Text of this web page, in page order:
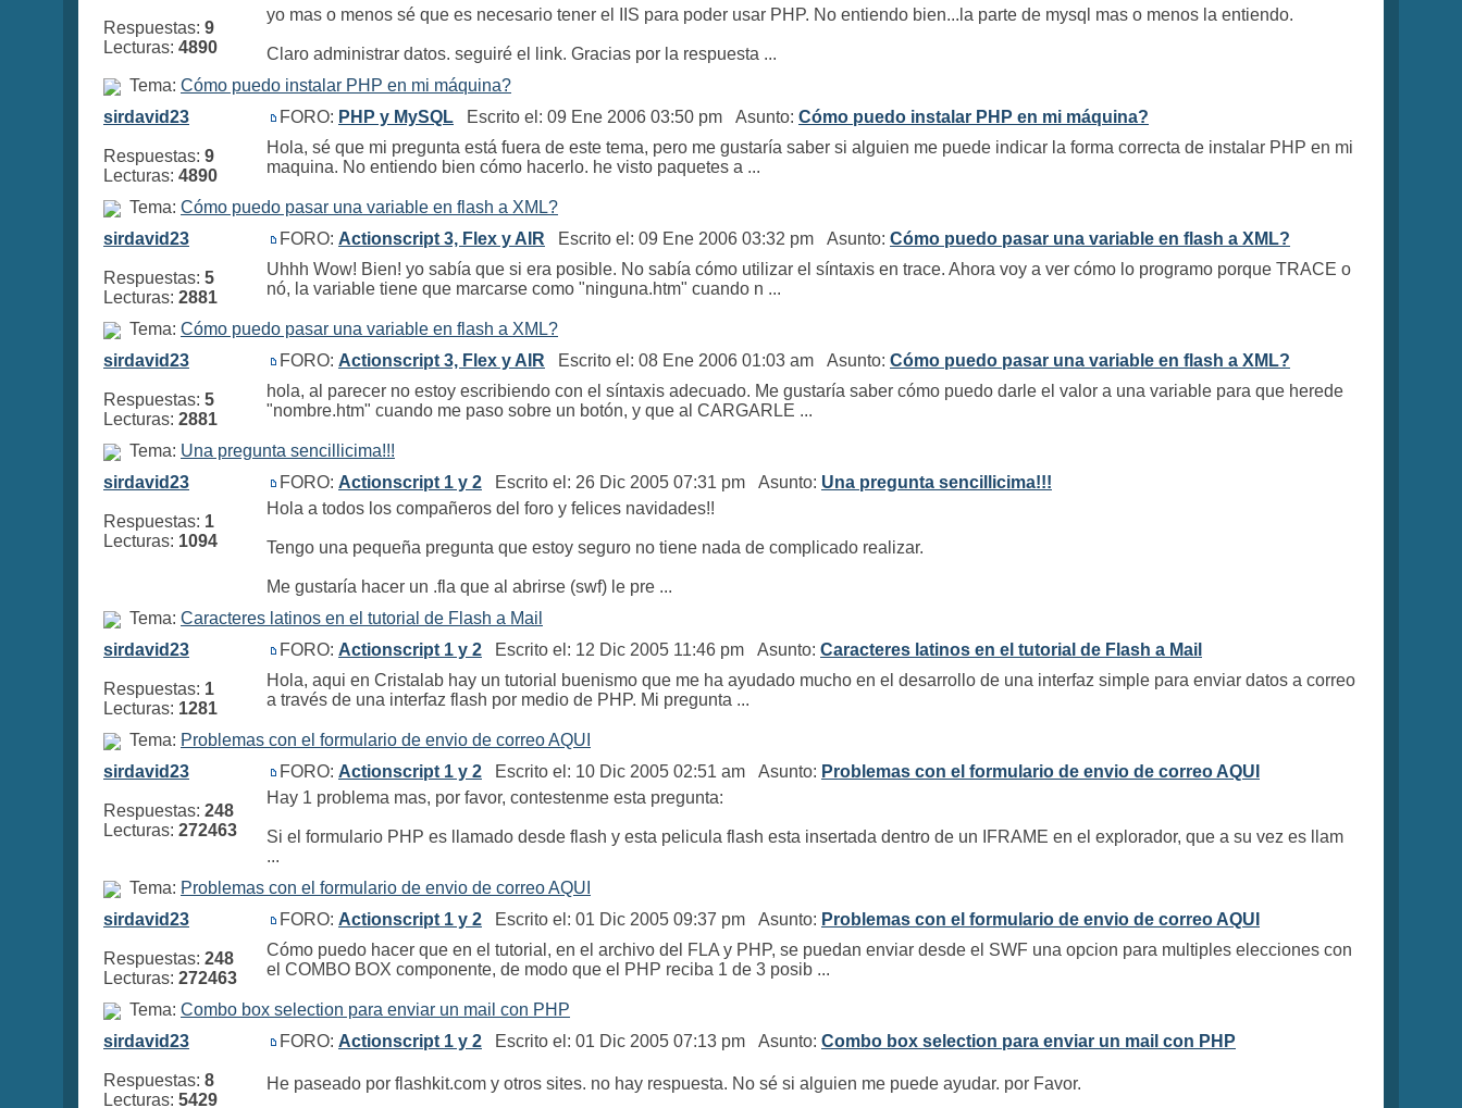
Respuestas: 9
Lecturas: 4890
yo mas o menos sé que es necesario tener el IIS para poder usar PHP. No entiendo bien...la parte de mysql mas o menos la entiendo.
Claro administrar datos. seguiré el link. Gracias por la respuesta ...
Tema: Cómo puedo instalar PHP en mi máquina?
sirdavid23
Respuestas: 9
Lecturas: 4890
FORO: PHP y MySQL Escrito el: 09 Ene 2006 03:50 pm Asunto: Cómo puedo instalar PHP en mi máquina?
Hola, sé que mi pregunta está fuera de este tema, pero me gustaría saber si alguien me puede indicar la forma correcta de instalar PHP en mi
maquina. No entiendo bien cómo hacerlo. he visto paquetes a ...
Tema: Cómo puedo pasar una variable en flash a XML?
sirdavid23
Respuestas: 5
Lecturas: 2881
FORO: Actionscript 3, Flex y AIR Escrito el: 09 Ene 2006 03:32 pm Asunto: Cómo puedo pasar una variable en flash a XML?
Uhhh Wow! Bien! yo sabía que si era posible. No sabía cómo utilizar el síntaxis en trace. Ahora voy a ver cómo lo programo porque TRACE o
nó, la variable tiene que marcarse como "ninguna.htm" cuando n ...
Tema: Cómo puedo pasar una variable en flash a XML?
sirdavid23
Respuestas: 5
Lecturas: 2881
FORO: Actionscript 3, Flex y AIR Escrito el: 08 Ene 2006 01:03 am Asunto: Cómo puedo pasar una variable en flash a XML?
hola, al parecer no estoy escribiendo con el síntaxis adecuado. Me gustaría saber cómo puedo darle el valor a una variable para que herede
"nombre.htm" cuando me paso sobre un botón, y que al CARGARLE ...
Tema: Una pregunta sencillicima!!!
sirdavid23
Respuestas: 1
Lecturas: 1094
FORO: Actionscript 1 y 2 Escrito el: 26 Dic 2005 07:31 pm Asunto: Una pregunta sencillicima!!!
Hola a todos los compañeros del foro y felices navidades!!
Tengo una pequeña pregunta que estoy seguro no tiene nada de complicado realizar.
Me gustaría hacer un .fla que al abrirse (swf) le pre ...
Tema: Caracteres latinos en el tutorial de Flash a Mail
sirdavid23
Respuestas: 1
Lecturas: 1281
FORO: Actionscript 1 y 2 Escrito el: 12 Dic 2005 11:46 pm Asunto: Caracteres latinos en el tutorial de Flash a Mail
Hola, aqui en Cristalab hay un tutorial buenismo que me ha ayudado mucho en el desarrollo de una interfaz simple para enviar datos a correo
a través de una interfaz flash por medio de PHP. Mi pregunta ...
Tema: Problemas con el formulario de envio de correo AQUI
sirdavid23
Respuestas: 248
Lecturas: 272463
FORO: Actionscript 1 y 2 Escrito el: 10 Dic 2005 02:51 am Asunto: Problemas con el formulario de envio de correo AQUI
Hay 1 problema mas, por favor, contestenme esta pregunta:
Si el formulario PHP es llamado desde flash y esta pelicula flash esta insertada dentro de un IFRAME en el explorador, que a su vez es llam
...
Tema: Problemas con el formulario de envio de correo AQUI
sirdavid23
Respuestas: 248
Lecturas: 272463
FORO: Actionscript 1 y 2 Escrito el: 01 Dic 2005 09:37 pm Asunto: Problemas con el formulario de envio de correo AQUI
Cómo puedo hacer que en el tutorial, en el archivo del FLA y PHP, se puedan enviar desde el SWF una opcion para multiples elecciones con
el COMBO BOX componente, de modo que el PHP reciba 1 de 3 posib ...
Tema: Combo box selection para enviar un mail con PHP
sirdavid23
Respuestas: 8
Lecturas: 5429
FORO: Actionscript 1 y 2 Escrito el: 01 Dic 2005 07:13 pm Asunto: Combo box selection para enviar un mail con PHP
He paseado por flashkit.com y otros sites. no hay respuesta. No sé si alguien me puede ayudar. por Favor.